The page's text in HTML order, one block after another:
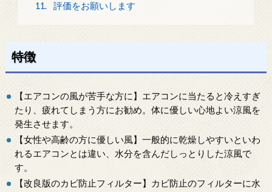
11. 評価をお願いします
特徴
【エアコンの風が苦手な方に】エアコンに当たると冷えすぎ
たり、疲れてしまう方にお勧め。体に優しい心地よい涼風を
発生させます。
【女性や高齢の方に優しい風】一般的に乾燥しやすいといわ
れるエアコンとは違い、水分を含んだしっとりした涼風で
す。
【改良版のカビ防止フィルター】カビ防止のフィルターに水